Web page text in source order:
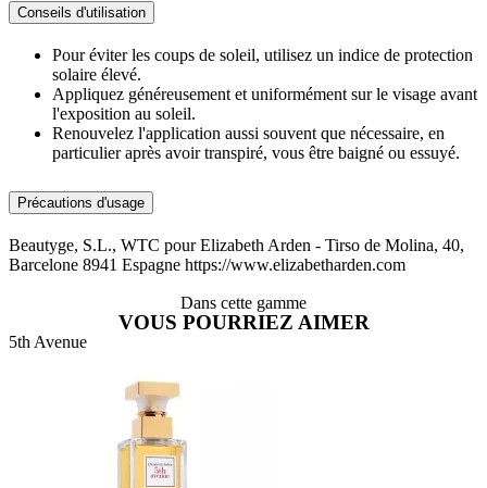
Conseils d'utilisation
Pour éviter les coups de soleil, utilisez un indice de protection
solaire élevé.
Appliquez généreusement et uniformément sur le visage avant
l'exposition au soleil.
Renouvelez l'application aussi souvent que nécessaire, en
particulier après avoir transpiré, vous être baigné ou essuyé.
Précautions d'usage
Beautyge, S.L., WTC pour Elizabeth Arden - Tirso de Molina, 40,
Barcelone 8941 Espagne https://www.elizabetharden.com
Dans cette gamme
VOUS POURRIEZ AIMER
5th Avenue